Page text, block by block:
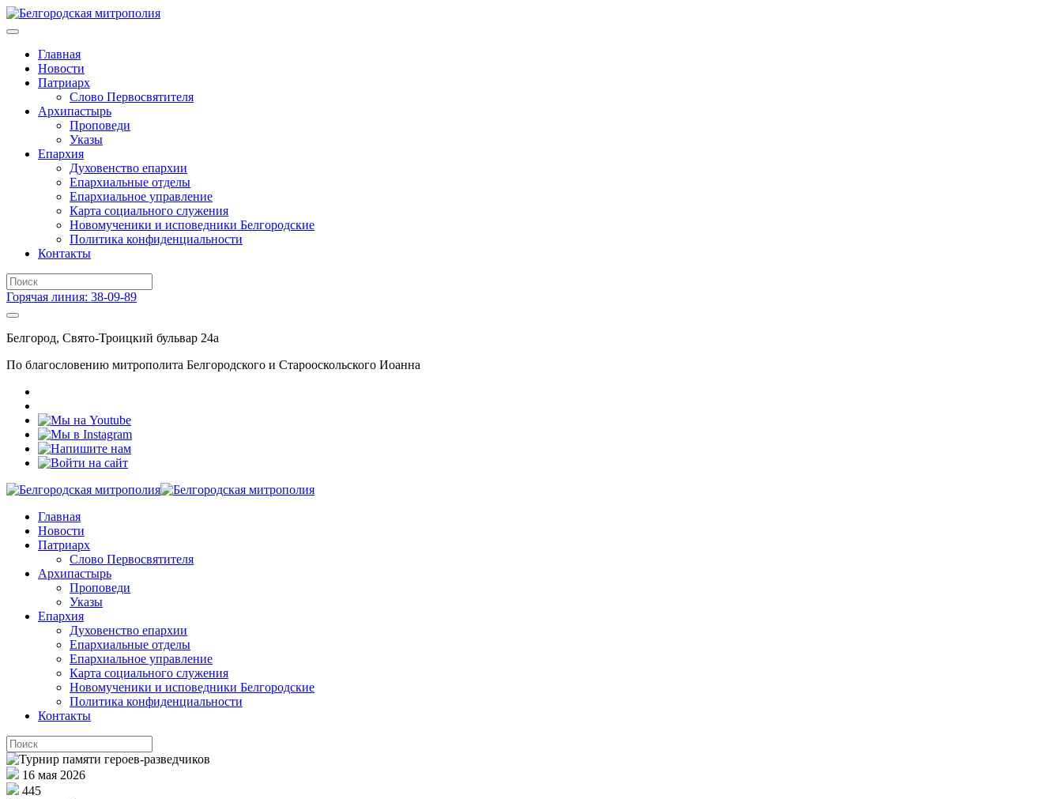
Главная
Новости
Патриарх
Слово Первосвятителя
Архипастырь
Проповеди
Указы
Епархия
Духовенство епархии
Епархиальные отделы
Епархиальное управление
Карта социального служения
Новомученики и исповедники Белгородские
Политика конфиденциальности
Контакты
Горячая линия: 38-09-89
Белгород, Свято-Троицкий бульвар 24а
По благословению митрополита Белгородского и Старооскольского Иоанна
Главная
Новости
Патриарх
Слово Первосвятителя
Архипастырь
Проповеди
Указы
Епархия
Духовенство епархии
Епархиальные отделы
Епархиальное управление
Карта социального служения
Новомученики и исповедники Белгородские
Политика конфиденциальности
Контакты
16 мая 2026
445